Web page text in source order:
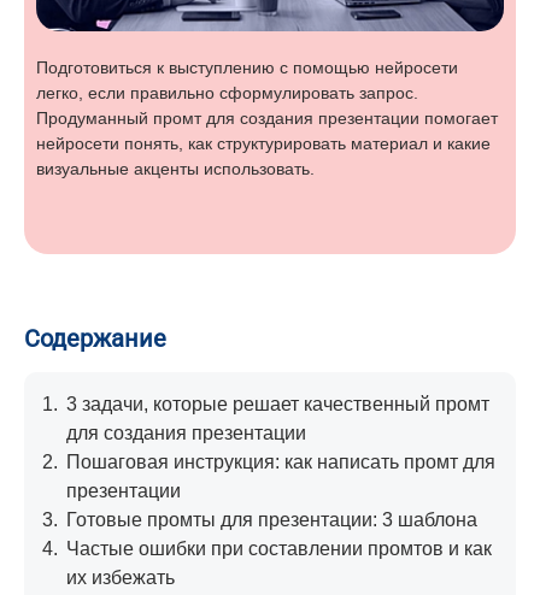
Подготовиться к выступлению с помощью нейросети
легко, если правильно сформулировать запрос.
Продуманный промт для создания презентации помогает
нейросети понять, как структурировать материал и какие
визуальные акценты использовать.
Содержание
1. 3 задачи, которые решает качественный промт
для создания презентации
2. Пошаговая инструкция: как написать промт для
презентации
3. Готовые промты для презентации: 3 шаблона
4. Частые ошибки при составлении промтов и как
их избежать